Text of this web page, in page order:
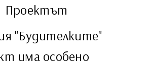
Проектът
"Будителките"
има особено